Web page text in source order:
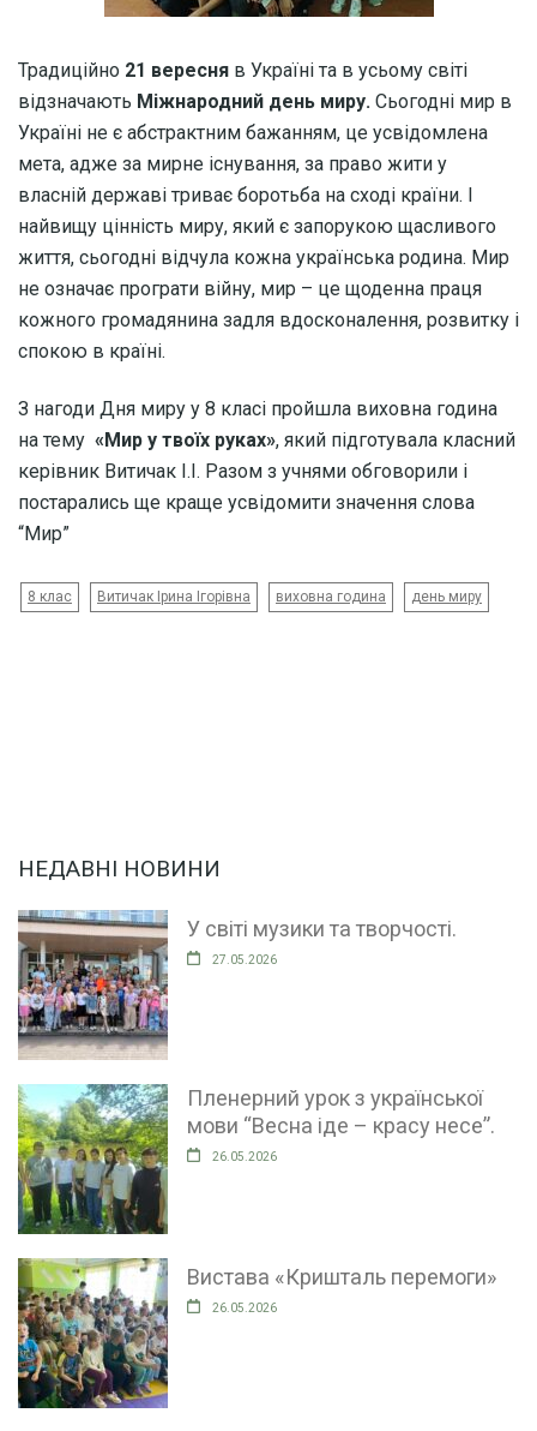
Традиційно 21 вересня в Україні та в усьому світі
відзначають Міжнародний день миру. Сьогодні мир в
Україні не є абстрактним бажанням, це усвідомлена
мета, адже за мирне існування, за право жити у
власній державі триває боротьба на сході країни. І
найвищу цінність миру, який є запорукою щасливого
життя, сьогодні відчула кожна українська родина. Мир
не означає програти війну, мир – це щоденна праця
кожного громадянина задля вдосконалення, розвитку і
спокою в країні.
З нагоди Дня миру у 8 класі пройшла виховна година
на тему «Мир у твоїх руках», який підготувала класний
керівник Витичак І.І. Разом з учнями обговорили і
постарались ще краще усвідомити значення слова
“Мир”
8 клас Витичак Ірина Ігорівна виховна година день миру
НЕДАВНІ НОВИНИ
У світі музики та творчості.
27.05.2026
Пленерний урок з української
мови “Весна іде – красу несе”.
26.05.2026
Вистава «Кришталь перемоги»
26.05.2026